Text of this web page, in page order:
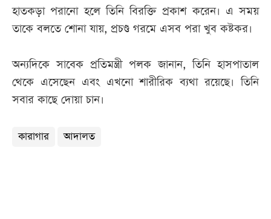
হাতকড়া পরানো হলে তিনি বিরক্তি প্রকাশ করেন। এ সময়
তাকে বলতে শোনা যায়, প্রচণ্ড গরমে এসব পরা খুব কষ্টকর।
অন্যদিকে সাবেক প্রতিমন্ত্রী পলক জানান, তিনি হাসপাতাল
থেকে এসেছেন এবং এখনো শারীরিক ব্যথা রয়েছে। তিনি
সবার কাছে দোয়া চান।
কারাগার আদালত